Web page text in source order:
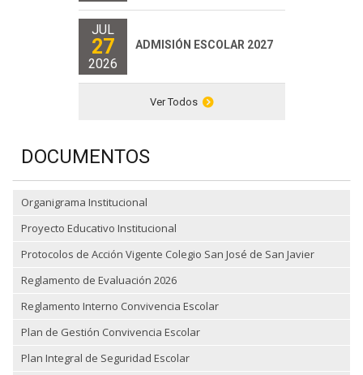
JUL
27
2026
ADMISIÓN ESCOLAR 2027
Ver Todos
DOCUMENTOS
Organigrama Institucional
Proyecto Educativo Institucional
Protocolos de Acción Vigente Colegio San José de San Javier
Reglamento de Evaluación 2026
Reglamento Interno Convivencia Escolar
Plan de Gestión Convivencia Escolar
Plan Integral de Seguridad Escolar